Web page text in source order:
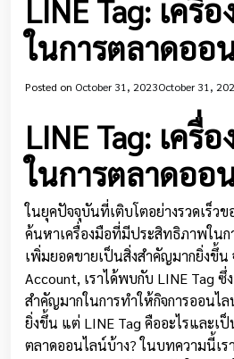
LINE Tag: เครื่
ในการตลาดออ
Posted on October 31, 2023October 31,
LINE Tag: เครื่
ในการตลาดออ
ในยุคปัจจุบันที่เติบโตอย่างรวดเร็วข
ค้นหาเครื่องมือที่มีประสิทธิภาพในก
เพิ่มยอดขายเป็นสิ่งสำคัญมากยิ่งขึ้น
Account, เราได้พบกับ LINE Tag
สำคัญมากในการทำให้กิจการออนไ
ยิ่งขึ้น แต่ LINE Tag คืออะไรและเ
ตลาดออนไลน์บ้าง? ในบทความนี้เร